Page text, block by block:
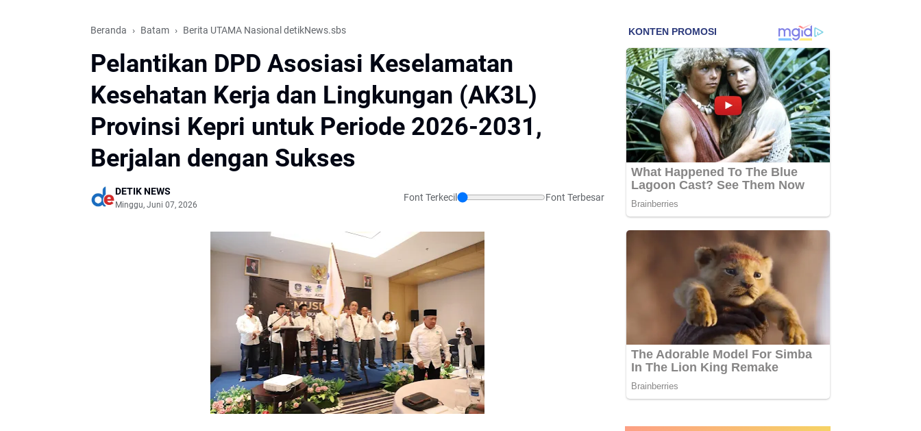
Beranda Batam Berita UTAMA Nasional detikNews.sbs
Pelantikan DPD Asosiasi Keselamatan
Kesehatan Kerja dan Lingkungan (AK3L)
Provinsi Kepri untuk Periode 2026-2031,
Berjalan dengan Sukses
DETIK NEWS
Minggu, Juni 07, 2026
Font Terkecil Font Terbesar